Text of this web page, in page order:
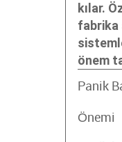
kılar.
fabrika
önem
Panik
Önemi